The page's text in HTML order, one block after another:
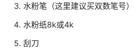
水粉笔（这里建议买双数笔号）
水粉纸8k或4k
刮刀